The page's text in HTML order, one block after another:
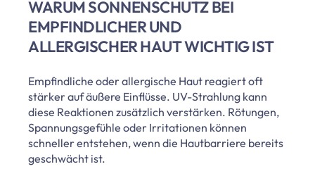
WARUM SONNENSCHUTZ BEI
EMPFINDLICHER UND
ALLERGISCHER HAUT WICHTIG IST
Empfindliche oder allergische Haut reagiert oft
stärker auf äußere Einflüsse. UV-Strahlung kann
diese Reaktionen zusätzlich verstärken. Rötungen,
Spannungsgefühle oder Irritationen können
schneller entstehen, wenn die Hautbarriere bereits
geschwächt ist.